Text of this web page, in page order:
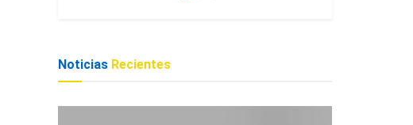
Noticias Recientes